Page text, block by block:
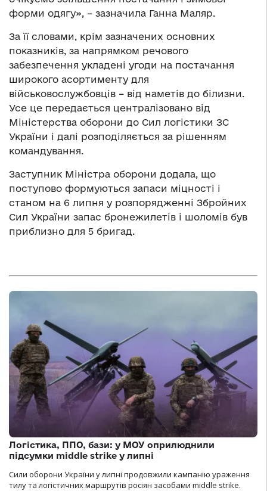
форми одягу», – зазначила Ганна Маляр.
За її словами, крім зазначених основних
показників, за напрямком речового
забезпечення укладені угоди на постачання
широкого асортименту для
військовослужбовців – від наметів до білизни.
Усе це передається централізовано від
Міністерства оборони до Сил логістики ЗС
України і далі розподіляється за рішенням
командування.
Заступник Міністра оборони додала, що
поступово формуються запаси міцності і
станом на 6 липня у розпорядженні Збройних
Сил України запас бронежилетів і шоломів був
приблизно для 5 бригад.
Логістика, ППО, бази: у МОУ оприлюднили
підсумки middle strike у липні
Сили оборони України у липні продовжили кампанію ураження
тилу та логістичних маршрутів росіян засобами middle strike.